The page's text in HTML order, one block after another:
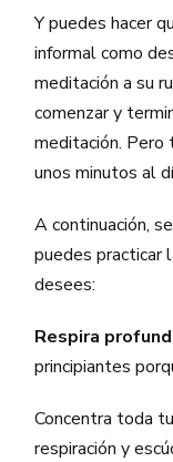
Y puedes hacer
informal como
meditación a su
comenzar y
meditación.
unos minutos al
A continuación,
puedes practicar
desees:
Respira
principiantes
Concentra toda
respiración y